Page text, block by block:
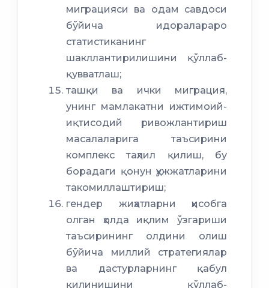
миграцияси ва одам савдоси
бўйича идоралараро
статистиканинг
шакллантирилишини қўллаб-
қувватлаш;
ташқи ва ички миграция,
унинг мамлакатни ижтимоий-
иқтисодий ривожлантириш
масалаларига таъсирини
комплекс таҳлил қилиш, бу
борадаги қонун ҳужжатларини
такомиллаштириш;
гендер жиҳатларни ҳисобга
олган ҳолда иқлим ўзгариши
таъсирининг олдини олиш
бўйича миллий стратегиялар
ва дастурларнинг қабул
қилинишини қўллаб-